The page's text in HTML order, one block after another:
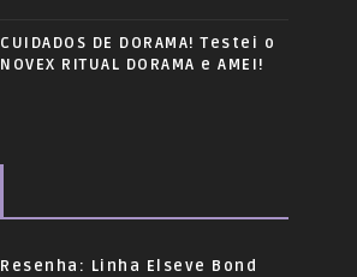
CUIDADOS DE DORAMA! Testei o
NOVEX RITUAL DORAMA e AMEI!
Resenha: Linha Elseve Bond